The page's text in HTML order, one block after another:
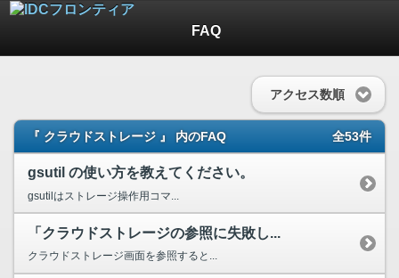
FAQ
アクセス数順
『 クラウドストレージ 』 内のFAQ 全53件
gsutil の使い方を教えてください。
gsutilはストレージ操作用コマ...
「クラウドストレージの参照に失敗し...
クラウドストレージ画面を参照すると...